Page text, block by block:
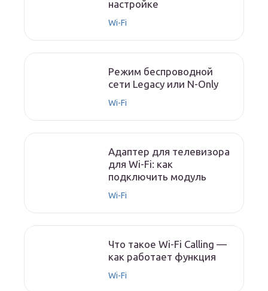
настройке
Wi-Fi
Режим беспроводной
сети Legacy или N-Only
Wi-Fi
Адаптер для телевизора
для Wi-Fi: как
подключить модуль
Wi-Fi
Что такое Wi-Fi Calling —
как работает функция
Wi-Fi